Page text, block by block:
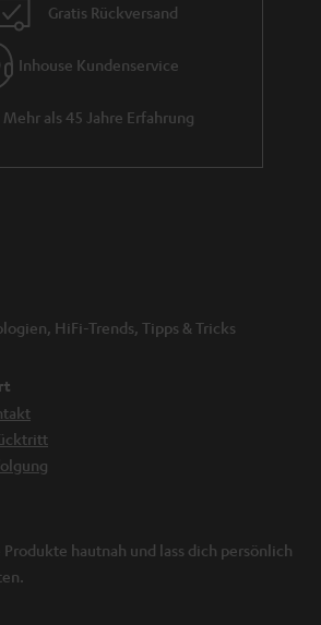
und Sound fällt der Frequenzbereich
aus.
einmal gefragt, welche Mikrofon-Typen es gibt
für deine Zwecke geeignet ist. Das ist gar
denn es existieren diverse Mikrofone für
wie beispielsweise Mikrofone für die
Gesang, Studio, Kamera und Sprache. Grob
Mikrofone anhand ihrer Richtcharakteristik,
genutzt werden kann.
Mikrofons für dich auf folgende
das Mikrofon erfüllen (was soll es können)? Ist
oder aber für die Aufnahme von
ist abhängig vom Einsatzbereich und auch von
Gratis Rückversand
Inhouse Kundenservice
Mehr als 45 Jahre Erfahrung
HiFi-Trends, Tipps & Tricks
Produkte hautnah und lass dich persönlich